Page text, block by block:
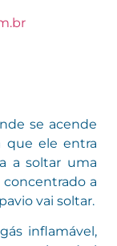
se acende
que ele entra
a soltar uma
a
vai soltar.
inflamável,